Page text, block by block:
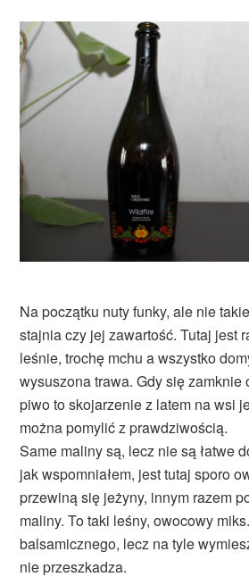
Na początku nuty funky, ale nie
stajnia czy jej zawartość. Tutaj jest
leśnie, trochę mchu a wszystko
wysuszona trawa. Gdy się zamknie
piwo to skojarzenie z latem na wsi
można pomylić z prawdziwością.
Same maliny są, lecz nie są łatwe
jak wspomniałem, jest tutaj sporo
przewiną się jeżyny, innym razem
maliny. To taki leśny, owocowy
balsamicznego, lecz na tyle
nie przeszkadza.